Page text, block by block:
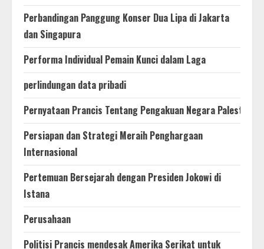
Perbandingan Panggung Konser Dua Lipa di Jakarta
dan Singapura
Performa Individual Pemain Kunci dalam Laga
perlindungan data pribadi
Pernyataan Prancis Tentang Pengakuan Negara Palestina
Persiapan dan Strategi Meraih Penghargaan
Internasional
Pertemuan Bersejarah dengan Presiden Jokowi di
Istana
Perusahaan
Politisi Prancis mendesak Amerika Serikat untuk